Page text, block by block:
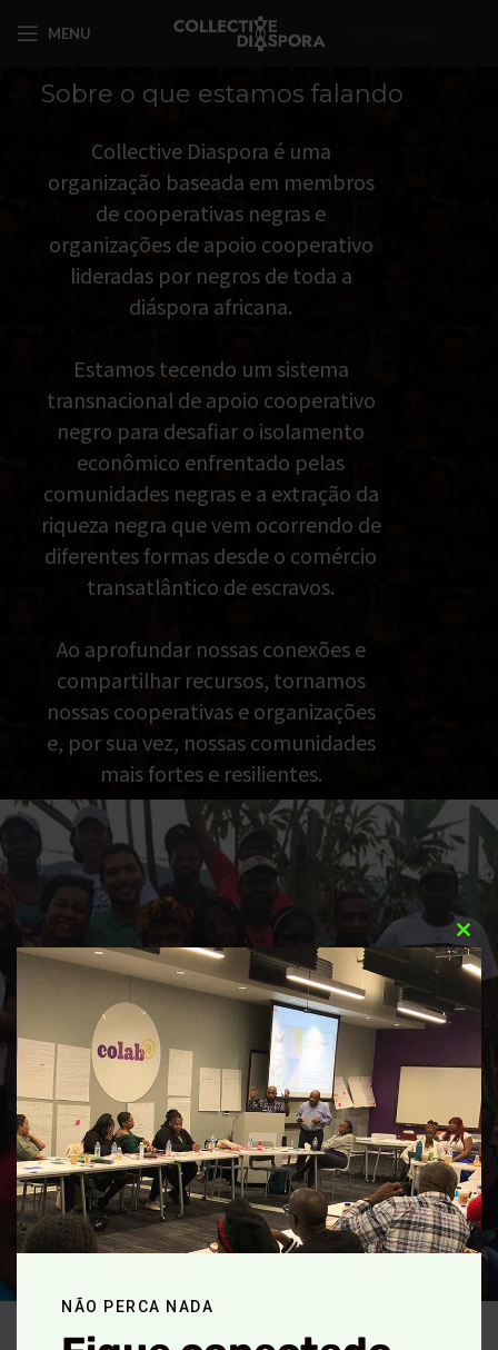
MENU
Sobre o que estamos falando
Collective Diaspora é uma
organização baseada em membros
de cooperativas negras e
organizações de apoio cooperativo
lideradas por negros de toda a
diáspora africana.
Estamos tecendo um sistema
transnacional de apoio cooperativo
negro para desafiar o isolamento
econômico enfrentado pelas
comunidades negras e a extração da
riqueza negra que vem ocorrendo de
diferentes formas desde o comércio
transatlântico de escravos.
Ao aprofundar nossas conexões e
compartilhar recursos, tornamos
nossas cooperativas e organizações
e, por sua vez, nossas comunidades
mais fortes e resilientes.
this
NÃO PERCA NADA